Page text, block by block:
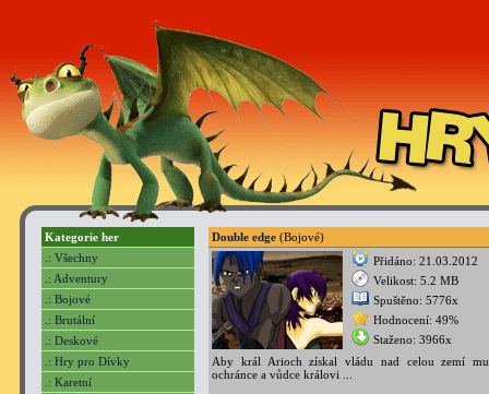
Kategorie her
.: Všechny
.: Adventury
.: Bojové
.: Brutální
.: Deskové
.: Hry pro Dívky
.: Karetní
Double edge (Bojové)
Přidáno: 21.03.2012
Velikost: 5.2 MB
Spuštěno: 5776x
Hodnocení: 49%
Staženo: 3966x
Aby král Arioch získal vládu nad celou zemí
ochránce a vůdce královi ...